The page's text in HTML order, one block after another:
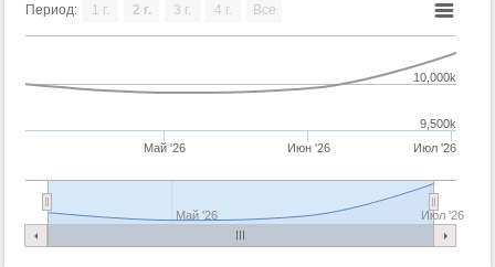
Период:
Май '26 Июн '26 Июл '26
Май '26 Июл '26
10,000k
9,500k
1 г. 2 г. 3 г. 4 г. Все